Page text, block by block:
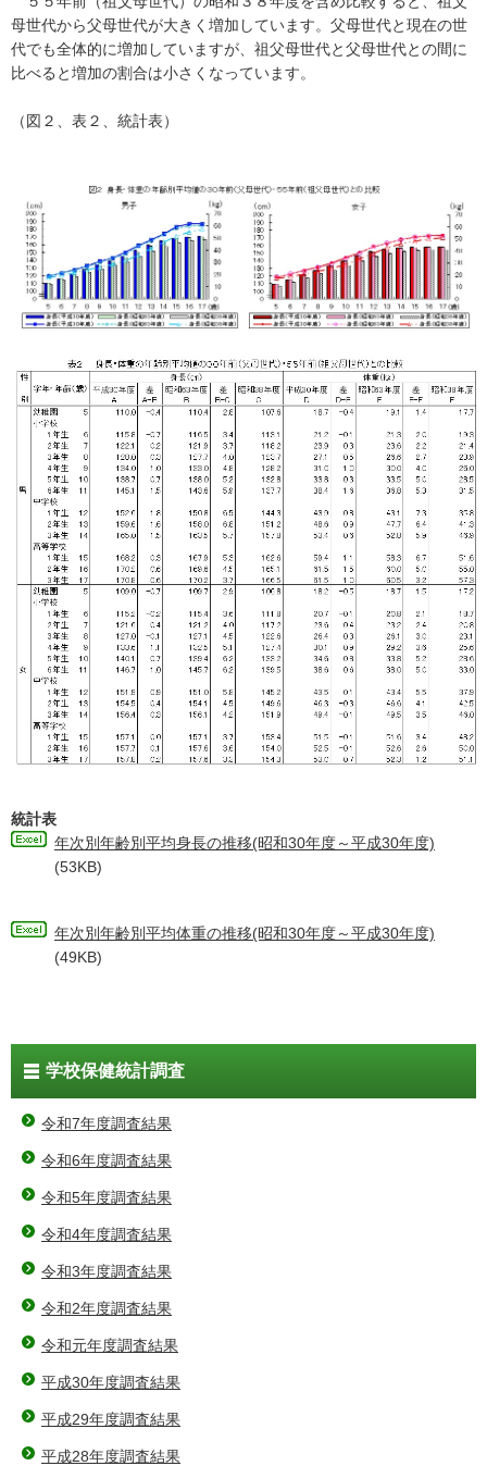
母世代から父母世代が大きく増加しています。父母世代と現在の世
代でも全体的に増加していますが、祖父母世代と父母世代との間に
比べると増加の割合は小さくなっています。
（図２、表２、統計表）
統計表
年次別年齢別平均身長の推移(昭和30年度～平成30年度)
(53KB)
年次別年齢別平均体重の推移(昭和30年度～平成30年度)
(49KB)
学校保健統計調査
令和7年度調査結果
令和6年度調査結果
令和5年度調査結果
令和4年度調査結果
令和3年度調査結果
令和2年度調査結果
令和元年度調査結果
平成30年度調査結果
平成29年度調査結果
平成28年度調査結果